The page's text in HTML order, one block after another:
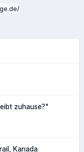
zuhause?"
Kanada